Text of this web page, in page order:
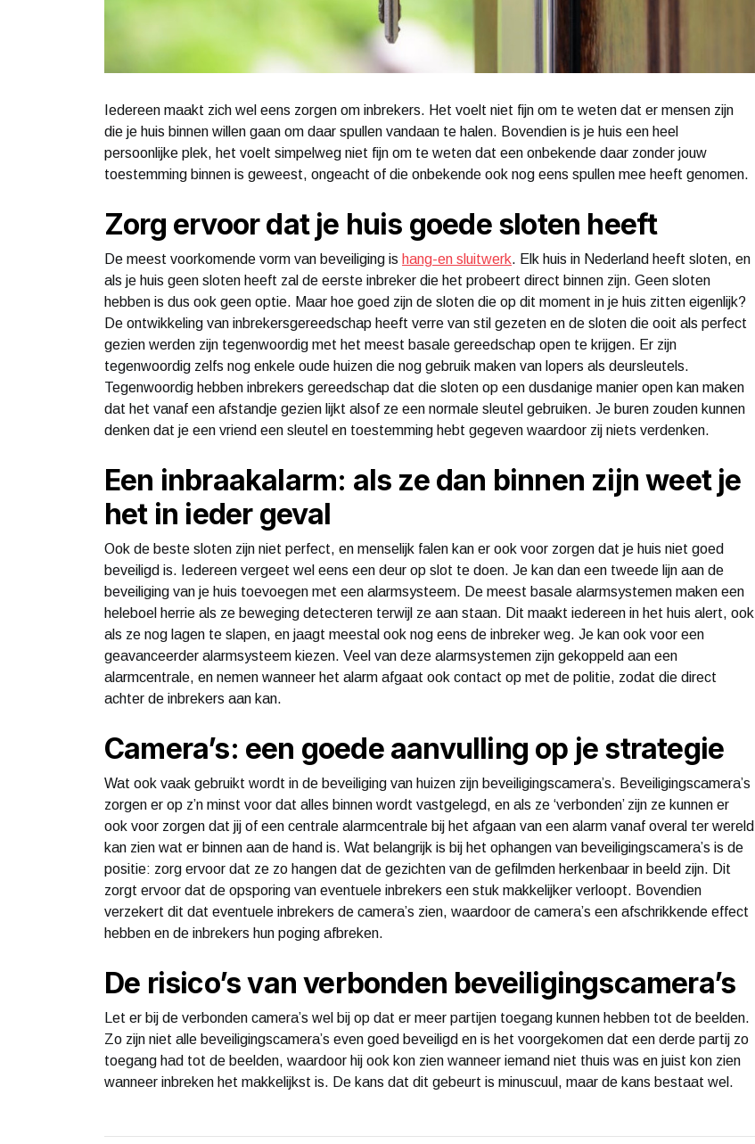
Iedereen maakt zich wel eens zorgen om inbrekers. Het voelt niet fijn om te weten dat er mensen zijn
die je huis binnen willen gaan om daar spullen vandaan te halen. Bovendien is je huis een heel
persoonlijke plek, het voelt simpelweg niet fijn om te weten dat een onbekende daar zonder jouw
toestemming binnen is geweest, ongeacht of die onbekende ook nog eens spullen mee heeft genomen.
Zorg ervoor dat je huis goede sloten heeft
De meest voorkomende vorm van beveiliging is hang-en sluitwerk. Elk huis in Nederland heeft sloten, en
als je huis geen sloten heeft zal de eerste inbreker die het probeert direct binnen zijn. Geen sloten
hebben is dus ook geen optie. Maar hoe goed zijn de sloten die op dit moment in je huis zitten eigenlijk?
De ontwikkeling van inbrekersgereedschap heeft verre van stil gezeten en de sloten die ooit als perfect
gezien werden zijn tegenwoordig met het meest basale gereedschap open te krijgen. Er zijn
tegenwoordig zelfs nog enkele oude huizen die nog gebruik maken van lopers als deursleutels.
Tegenwoordig hebben inbrekers gereedschap dat die sloten op een dusdanige manier open kan maken
dat het vanaf een afstandje gezien lijkt alsof ze een normale sleutel gebruiken. Je buren zouden kunnen
denken dat je een vriend een sleutel en toestemming hebt gegeven waardoor zij niets verdenken.
Een inbraakalarm: als ze dan binnen zijn weet je
het in ieder geval
Ook de beste sloten zijn niet perfect, en menselijk falen kan er ook voor zorgen dat je huis niet goed
beveiligd is. Iedereen vergeet wel eens een deur op slot te doen. Je kan dan een tweede lijn aan de
beveiliging van je huis toevoegen met een alarmsysteem. De meest basale alarmsystemen maken een
heleboel herrie als ze beweging detecteren terwijl ze aan staan. Dit maakt iedereen in het huis alert, ook
als ze nog lagen te slapen, en jaagt meestal ook nog eens de inbreker weg. Je kan ook voor een
geavanceerder alarmsysteem kiezen. Veel van deze alarmsystemen zijn gekoppeld aan een
alarmcentrale, en nemen wanneer het alarm afgaat ook contact op met de politie, zodat die direct
achter de inbrekers aan kan.
Camera’s: een goede aanvulling op je strategie
Wat ook vaak gebruikt wordt in de beveiliging van huizen zijn beveiligingscamera’s. Beveiligingscamera’s
zorgen er op z’n minst voor dat alles binnen wordt vastgelegd, en als ze ‘verbonden’ zijn ze kunnen er
ook voor zorgen dat jij of een centrale alarmcentrale bij het afgaan van een alarm vanaf overal ter wereld
kan zien wat er binnen aan de hand is. Wat belangrijk is bij het ophangen van beveiligingscamera’s is de
positie: zorg ervoor dat ze zo hangen dat de gezichten van de gefilmden herkenbaar in beeld zijn. Dit
zorgt ervoor dat de opsporing van eventuele inbrekers een stuk makkelijker verloopt. Bovendien
verzekert dit dat eventuele inbrekers de camera’s zien, waardoor de camera’s een afschrikkende effect
hebben en de inbrekers hun poging afbreken.
De risico’s van verbonden beveiligingscamera’s
Let er bij de verbonden camera’s wel bij op dat er meer partijen toegang kunnen hebben tot de beelden.
Zo zijn niet alle beveiligingscamera’s even goed beveiligd en is het voorgekomen dat een derde partij zo
toegang had tot de beelden, waardoor hij ook kon zien wanneer iemand niet thuis was en juist kon zien
wanneer inbreken het makkelijkst is. De kans dat dit gebeurt is minuscuul, maar de kans bestaat wel.